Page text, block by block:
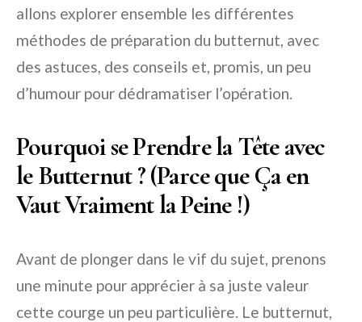
allons explorer ensemble les différentes
méthodes de préparation du butternut, avec
des astuces, des conseils et, promis, un peu
d’humour pour dédramatiser l’opération.
Pourquoi se Prendre la Tête avec
le Butternut ? (Parce que Ça en
Vaut Vraiment la Peine !)
Avant de plonger dans le vif du sujet, prenons
une minute pour apprécier à sa juste valeur
cette courge un peu particulière. Le butternut,